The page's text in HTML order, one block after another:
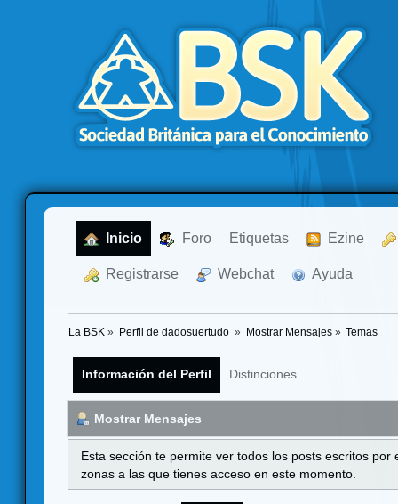
Inicio Foro Etiquetas Ezine
Registrarse Webchat Ayuda
La BSK » Perfil de dadosuertudo » Mostrar Mensajes» Temas
Información del Perfil Distinciones
Mostrar Mensajes
Esta sección te permite ver todos los posts escritos
zonas a las que tienes acceso en este momento.